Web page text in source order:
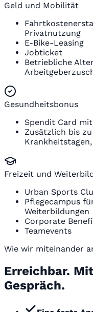
Geld und Mobilität
Privatnutzung
E-Bike-Leasing
Jobticket
Betriebliche
Gesundheitsbonus
Spendit Card
Zusätzlich bis
Freizeit und
Urban Sports
Pflegecampus
Weiterbildungen
Corporate
Teamevents
Wie wir miteinander
Erreichbar.
Gespräch.